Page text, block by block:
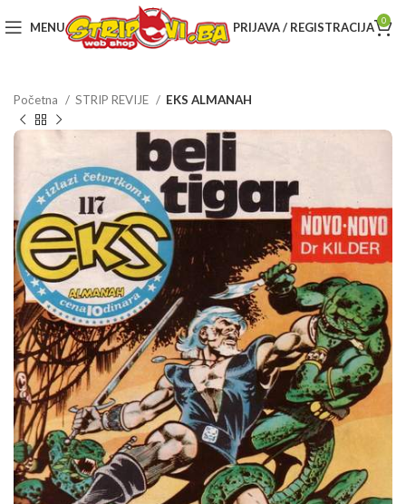
MENU PRIJAVA / REGISTRACIJA 0
Početna STRIP REVIJE EKS ALMANAH